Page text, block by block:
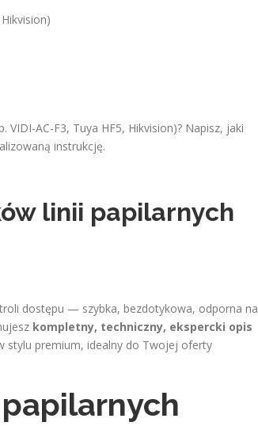
VIDI-AC-F3, Tuya HF5, Hikvision)? Napisz, jaki
instrukcję.
linii papilarnych
dostępu — szybka, bezdotykowa, odporna na
kompletny, techniczny, ekspercki opis
stylu premium, idealny do Twojej oferty